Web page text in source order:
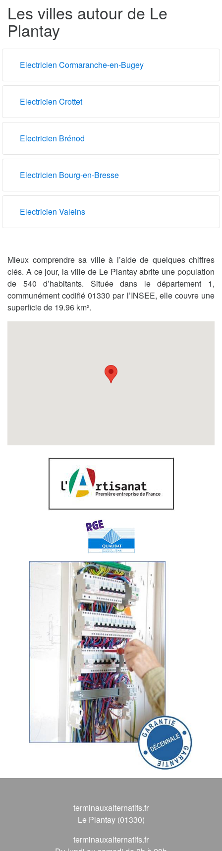
Les villes autour de Le
Plantay
Electricien Cormaranche-en-Bugey
Electricien Crottet
Electricien Brénod
Electricien Bourg-en-Bresse
Electricien Valeins
Mieux comprendre sa ville à l’aide de quelques chiffres
clés. A ce jour, la ville de Le Plantay abrite une population
de 540 d’habitants. Située dans le département 1,
communément codifié 01330 par l’INSEE, elle couvre une
superficie de 19.96 km².
terminauxalternatifs.fr
Le Plantay (01330)
terminauxalternatifs.fr